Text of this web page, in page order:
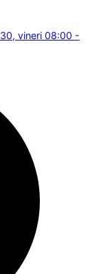
vineri 08:00 -